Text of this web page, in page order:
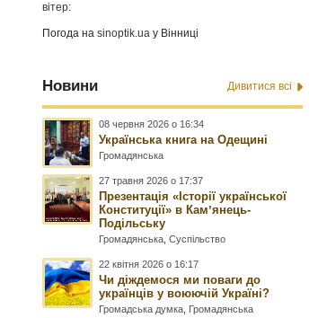
вітер:
Погода наsinoptik.ua у Вінниці
Новини Дивитися всі
08 червня 2026 о 16:34
Українська книга на Одещині
Громадянська
27 травня 2026 о 17:37
Презентація «Історії української
Конституції» в Камʼянець-
Подільську
Громадянська ,Суспільство
22 квітня 2026 о 16:17
Чи діждемося ми поваги до
українців у воюючій Україні?
Громадська думка Громадянська